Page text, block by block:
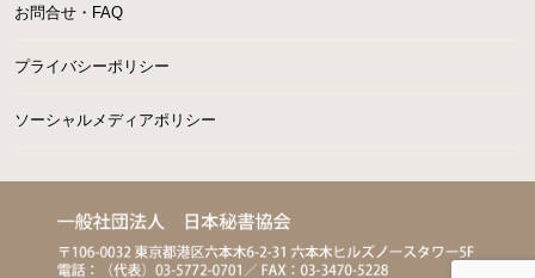
お問合せ・FAQ
プライバシーポリシー
ソーシャルメディアポリシー